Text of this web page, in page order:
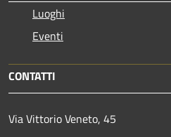
Luoghi
Eventi
CONTATTI
Via Vittorio Veneto, 45